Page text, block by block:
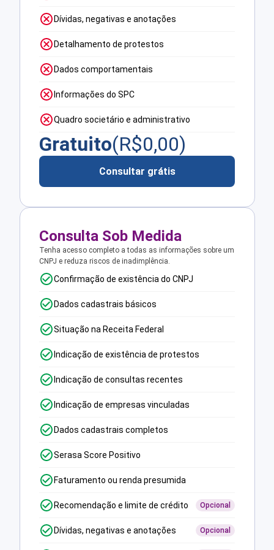
Dívidas, negativas e anotações
Detalhamento de protestos
Dados comportamentais
Informações do SPC
Quadro societário e administrativo
Gratuito(R$0,00)
Consultar grátis
Consulta Sob Medida
Tenha acesso completo a todas as informações sobre um
CNPJ e reduza riscos de inadimplência.
Confirmação de existência do CNPJ
Dados cadastrais básicos
Situação na Receita Federal
Indicação de existência de protestos
Indicação de consultas recentes
Indicação de empresas vinculadas
Dados cadastrais completos
Serasa Score Positivo
Faturamento ou renda presumida
Recomendação e limite de crédito Opcional
Dívidas, negativas e anotações Opcional